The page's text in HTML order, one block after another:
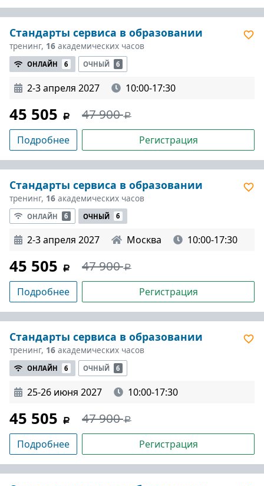
Стандарты сервиса в образовании
тренинг, 16 академических часов
ОНЛАЙН 6 ОЧНЫЙ 6
2-3 апреля 2027 10:00-17:30
45 505 47 900
Подробнее Регистрация
Стандарты сервиса в образовании
тренинг, 16 академических часов
ОНЛАЙН 6 ОЧНЫЙ 6
2-3 апреля 2027 Москва 10:00-17:30
45 505 47 900
Подробнее Регистрация
Стандарты сервиса в образовании
тренинг, 16 академических часов
ОНЛАЙН 6 ОЧНЫЙ 6
25-26 июня 2027 10:00-17:30
45 505 47 900
Подробнее Регистрация